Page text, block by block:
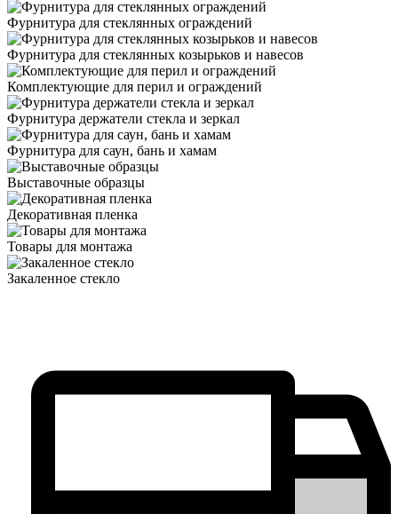
Фурнитура для стеклянных ограждений
Фурнитура для стеклянных козырьков и навесов
Комплектующие для перил и ограждений
Фурнитура держатели стекла и зеркал
Фурнитура для саун, бань и хамам
Выставочные образцы
Декоративная пленка
Товары для монтажа
Закаленное стекло